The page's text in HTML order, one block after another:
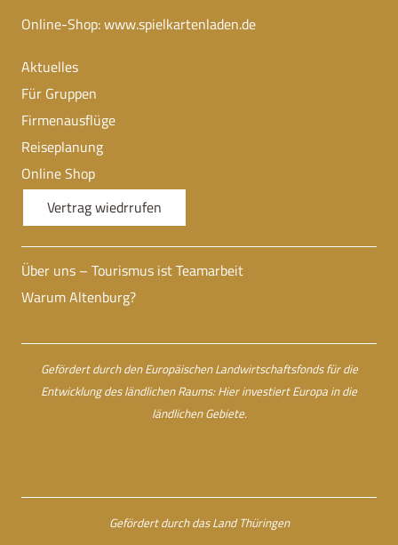
Online-Shop:www.spielkartenladen.de
Aktuelles
Für Gruppen
Firmenausflüge
Reiseplanung
Online Shop
Vertrag wiedrrufen
Über uns – Tourismus ist Teamarbeit
Warum Altenburg?
Gefördert durch den Europäischen Landwirtschaftsfonds für die
Entwicklung des ländlichen Raums: Hier investiert Europa in die
ländlichen Gebiete.
Gefördert durch das Land Thüringen